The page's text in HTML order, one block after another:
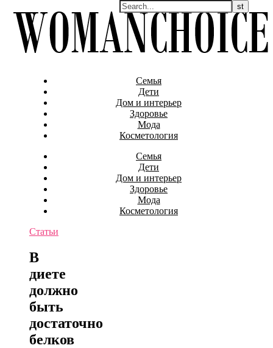
Семья
Дети
Дом и интерьер
Здоровье
Мода
Косметология
Семья
Дети
Дом и интерьер
Здоровье
Мода
Косметология
Статьи
В
диете
должно
быть
достаточно
белков